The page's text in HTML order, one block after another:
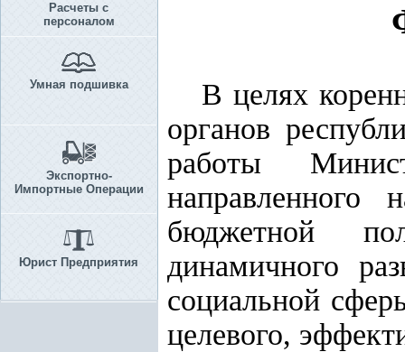
Расчеты с
персоналом
Умная подшивка
Экспортно-
Импортные Операции
Юрист Предприятия
В целях
органов
работы
направленного
бюджетной
динамичного
социальной
целевого,